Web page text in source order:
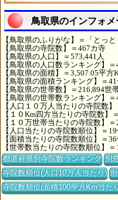
鳥取県のインフォメ
【鳥取県のふりがな】＝「とっと
【鳥取県の寺院数】＝467カ寺
【鳥取県の人口】＝573,441人
【鳥取県の人口数ランキング】
【鳥取県の面積】＝3,507.05平方
【鳥取県の面積ランキング】＝
【鳥取県の世帯数】＝216,894世
【鳥取県の世帯数ランキング】
【人口１０万人当たりの寺院数
【１０Km四方当たりの寺院数】
【１０万世帯当たりの寺院数】
【人口当たりの寺院数順位】＝19
【面積当たりの寺院数順位】＝36
【世帯数当たりの寺院数順位】＝
都道府県別寺院数ランキング 別
寺院数順位(人口10万人当たり)
寺院数順位(面積100平方Km当た